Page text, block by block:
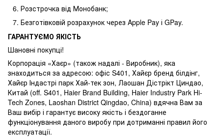
Розстрочка від Монобанк;
Безготівковій розрахунок через Apple Pay і GPay.
ГАРАНТУЄМО ЯКІСТЬ
Шановні покупці!
Корпорація «Хаєр» (також надалі - Виробник), яка
знаходиться за адресою: офіс S401, Хайєр бренд білдінг,
Хайєр Індастрі парк Хай-тек зон, Лаошан Дістрікт Циндао,
Китай (off. S401, Haier Brand Building, Haier Industry Park Hi-
Tech Zones, Laoshan District Qingdao, China) вдячна Вам за
Ваш вибір і гарантує високу якість і бездоганне
функціонування даного виробу при дотриманні правил його
експлуатації.